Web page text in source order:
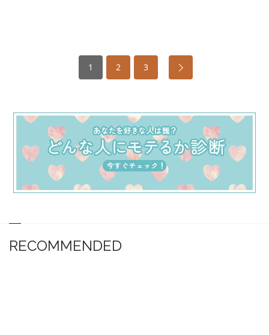
1 2 3
RECOMMENDED